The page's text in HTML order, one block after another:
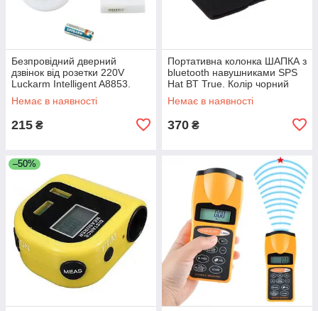
Безпровідний дверний
дзвінок від розетки 220V
Luckarm Intelligent A8853.
Колір блакитний UL-63
Немає в наявності
215 ₴
Портативна колонка ШАПКА з
bluetooth навушниками SPS
Hat BT True. Колір чорний
JR-10
Немає в наявності
370 ₴
–50%